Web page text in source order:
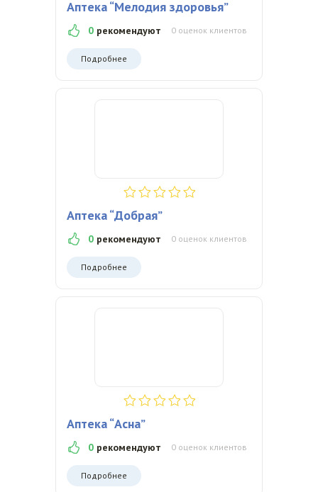
Аптека “Мелодия здоровья”
0 рекомендуют 0 оценок клиентов
Подробнее
Аптека “Добрая”
0 рекомендуют 0 оценок клиентов
Подробнее
Аптека “Асна”
0 рекомендуют 0 оценок клиентов
Подробнее